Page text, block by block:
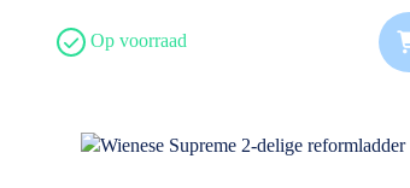
Op voorraad